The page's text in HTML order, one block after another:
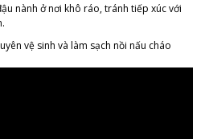
nành ở nơi khô ráo, tránh tiếp xúc với
vệ sinh và làm sạch nồi nấu cháo